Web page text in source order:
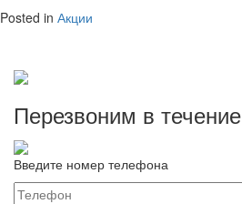
Posted in Акции
Перезвоним в течение
Введите номер телефона